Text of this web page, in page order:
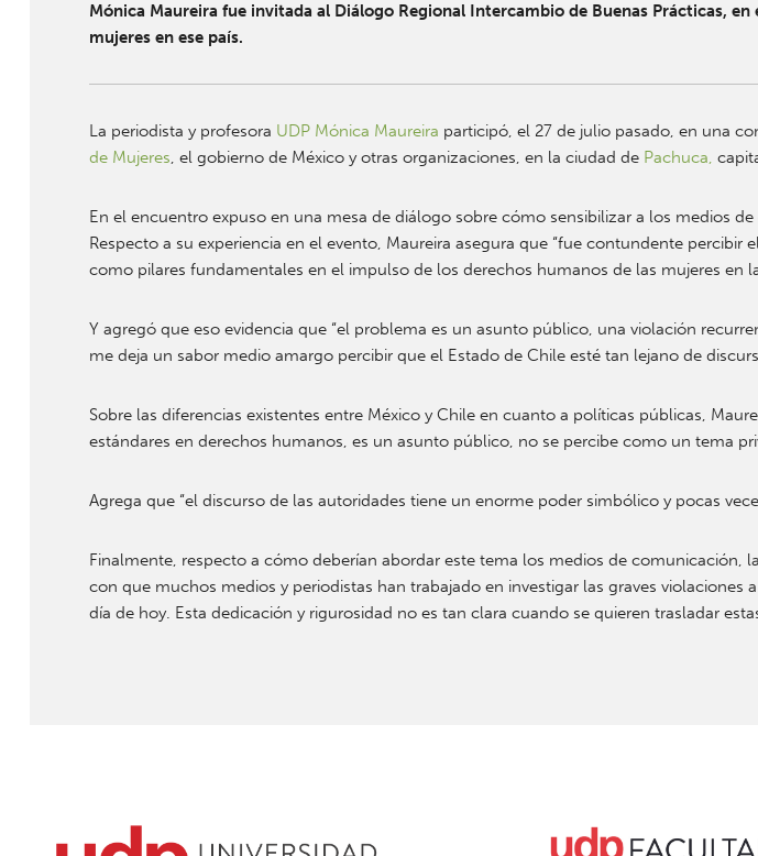
Mónica Maureira fue invitada al Diálogo Regional Intercambio de Buenas Prácticas,
mujeres en ese país.
La periodista y profesora UDP Mónica Maureira participó, el 27 de julio pasado, en una
de Mujeres, el gobierno de México y otras organizaciones, en la ciudad de Pachuca,
En el encuentro expuso en una mesa de diálogo sobre cómo sensibilizar a los medios
Respecto a su experiencia en el evento, Maureira asegura que “fue contundente
como pilares fundamentales en el impulso de los derechos humanos de las mujeres en
Y agregó que eso evidencia que “el problema es un asunto público, una violación
me deja un sabor medio amargo percibir que el Estado de Chile esté tan lejano de
Sobre las diferencias existentes entre México y Chile en cuanto a políticas públicas,
estándares en derechos humanos, es un asunto público, no se percibe como un tema
Agrega que “el discurso de las autoridades tiene un enorme poder simbólico y pocas
Finalmente, respecto a cómo deberían abordar este tema los medios de comunicación,
con que muchos medios y periodistas han trabajado en investigar las graves
día de hoy. Esta dedicación y rigurosidad no es tan clara cuando se quieren trasladar